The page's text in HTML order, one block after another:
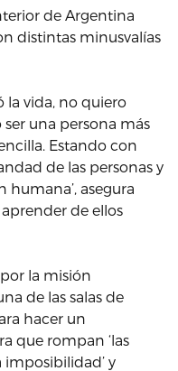
de Argentina
distintas minusvalías
la vida, no quiero
una persona más
Estando con
de las personas y
asegura
de ellos
la misión
de las salas de
hacer un
que rompan ‘las
imposibilidad’ y